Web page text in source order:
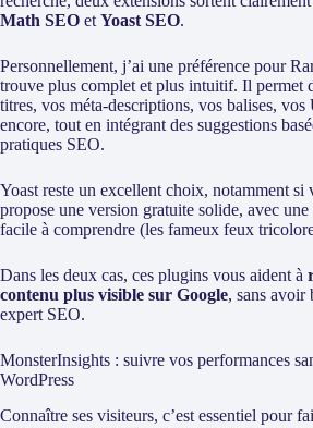
Math SEO et Yoast SEO.
Personnellement, j’ai une préférence pour
trouve plus complet et plus intuitif. Il permet
titres, vos méta-descriptions, vos balises,
encore, tout en intégrant des suggestions
pratiques SEO.
Yoast reste un excellent choix, notamment si
propose une version gratuite solide, avec
facile à comprendre (les fameux feux
Dans les deux cas, ces plugins vous aident à
contenu plus visible sur Google, sans avoir
expert SEO.
MonsterInsights : suivre vos performances
WordPress
Connaître ses visiteurs, c’est essentiel pour